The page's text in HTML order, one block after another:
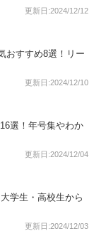
更新日:2024/12/12
おすすめ8選！リー
更新日:2024/12/10
選！年号集やわか
更新日:2024/12/04
学生・高校生から
更新日:2024/12/03